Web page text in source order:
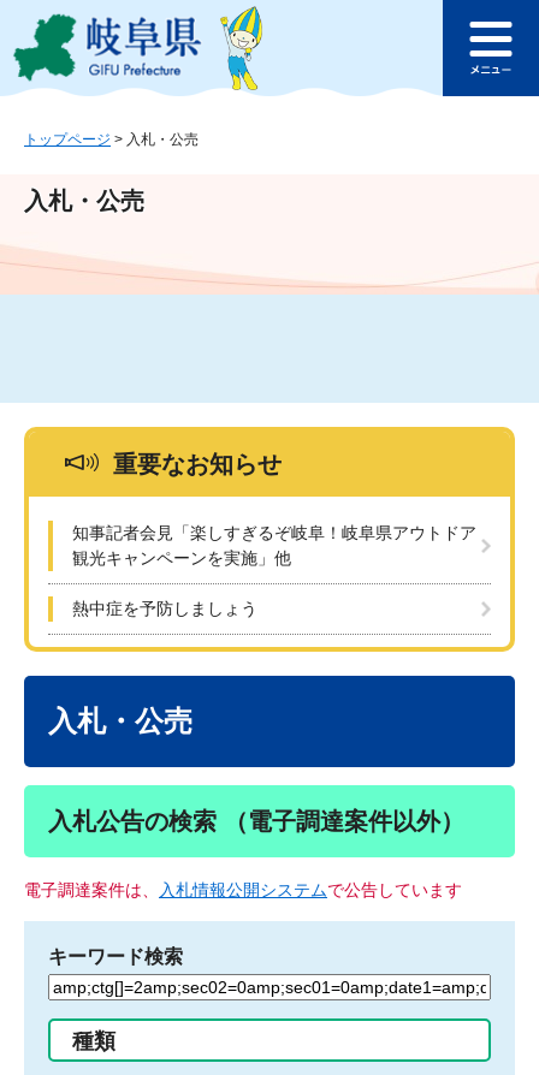
ジ
ュ
文
このページの本文へ
ュ
トップページ > 入札・公売
入札・公売
重要なお知らせ
知事記者会見「楽しすぎるぞ岐阜！岐阜県アウトドア
観光キャンペーンを実施」他
熱中症を予防しましょう
入札・公売
入札公告の検索 （電子調達案件以外）
電子調達案件は、 入札情報公開システムで公告しています
キーワード検索
検
る
種類